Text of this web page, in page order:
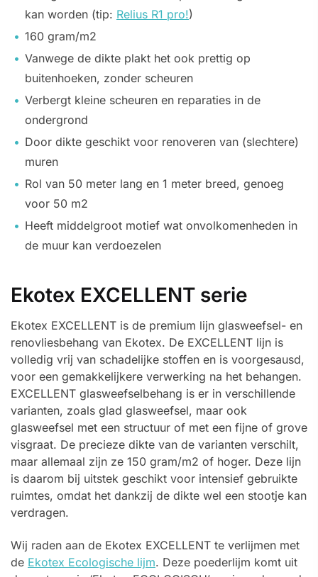
kan worden (tip: Relius R1 pro!)
160 gram/m2
Vanwege de dikte plakt het ook prettig op
buitenhoeken, zonder scheuren
Verbergt kleine scheuren en reparaties in de
ondergrond
Door dikte geschikt voor renoveren van (slechtere)
muren
Rol van 50 meter lang en 1 meter breed, genoeg
voor 50 m2
Heeft middelgroot motief wat onvolkomenheden in
de muur kan verdoezelen
Ekotex EXCELLENT serie
Ekotex EXCELLENT is de premium lijn glasweefsel- en
renovliesbehang van Ekotex. De EXCELLENT lijn is
volledig vrij van schadelijke stoffen en is voorgesausd,
voor een gemakkelijkere verwerking na het behangen.
EXCELLENT glasweefselbehang is er in verschillende
varianten, zoals glad glasweefsel, maar ook
glasweefsel met een structuur of met een fijne of grove
visgraat. De precieze dikte van de varianten verschilt,
maar allemaal zijn ze 150 gram/m2 of hoger. Deze lijn
is daarom bij uitstek geschikt voor intensief gebruikte
ruimtes, omdat het dankzij de dikte wel een stootje kan
verdragen.
Wij raden aan de Ekotex EXCELLENT te verlijmen met
de Ekotex Ecologische lijm. Deze poederlijm komt uit